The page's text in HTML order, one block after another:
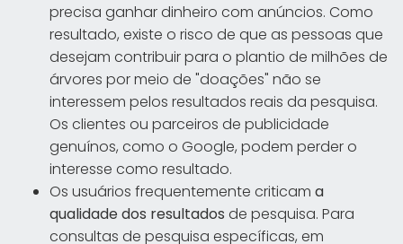
precisa ganhar dinheiro com anúncios. Como
resultado, existe o risco de que as pessoas que
desejam contribuir para o plantio de milhões de
árvores por meio de "doações" não se
interessem pelos resultados reais da pesquisa.
Os clientes ou parceiros de publicidade
genuínos, como o Google, podem perder o
interesse como resultado.
Os usuários frequentemente criticam a
qualidade dos resultados de pesquisa. Para
consultas de pesquisa específicas, em